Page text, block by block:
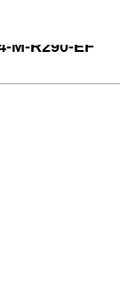
M-R290-EF